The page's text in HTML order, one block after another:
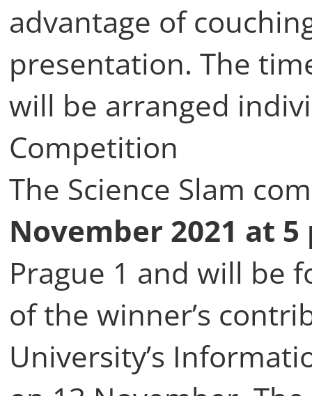
advantage of
presentation. The
will be arranged
Competition
The Science Slam
November 2021 at 5
Prague 1 and will be
of the winner’s
University’s